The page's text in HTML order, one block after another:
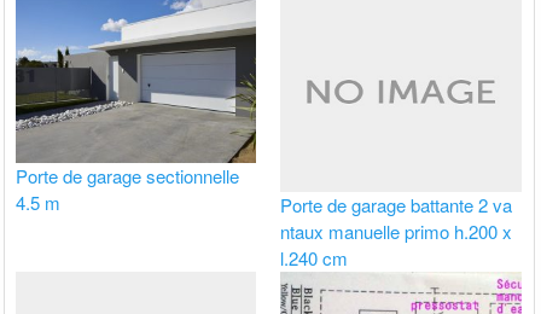
Porte de garage sectionnelle
4.5 m
Porte de garage battante 2 va
ntaux manuelle primo h.200 x
l.240 cm